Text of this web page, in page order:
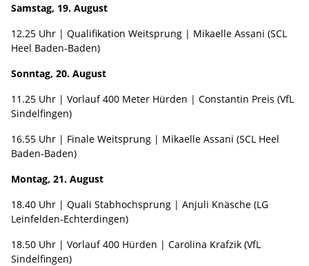
Samstag, 19. August
12.25 Uhr | Qualifikation Weitsprung | Mikaelle Assani (SCL
Heel Baden-Baden)
Sonntag, 20. August
11.25 Uhr | Vorlauf 400 Meter Hürden | Constantin Preis (VfL
Sindelfingen)
16.55 Uhr | Finale Weitsprung | Mikaelle Assani (SCL Heel
Baden-Baden)
Montag, 21. August
18.40 Uhr | Quali Stabhochsprung | Anjuli Knäsche (LG
Leinfelden-Echterdingen)
18.50 Uhr | Vorlauf 400 Hürden | Carolina Krafzik (VfL
Sindelfingen)